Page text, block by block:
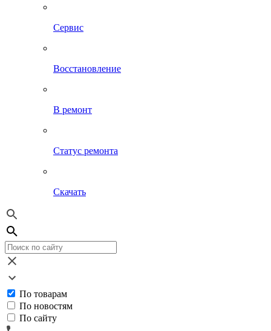
Сервис
Восстановление
В ремонт
Статус ремонта
Скачать
По товарам
По новостям
По сайту